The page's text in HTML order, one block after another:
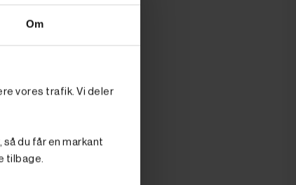
Om
vores trafik. Vi deler
du får en markant
tilbage.